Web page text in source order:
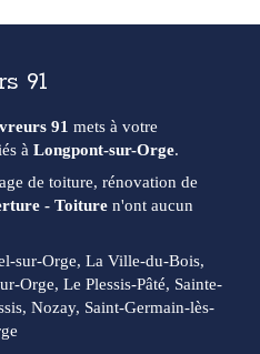
91
91 mets à votre
à Longpont-sur-Orge.
de toiture, rénovation de
- Toiture n'ont aucun
sur-Orge, La Ville-du-Bois,
Orge, Le Plessis-Pâté, Sainte-
Nozay, Saint-Germain-lès-